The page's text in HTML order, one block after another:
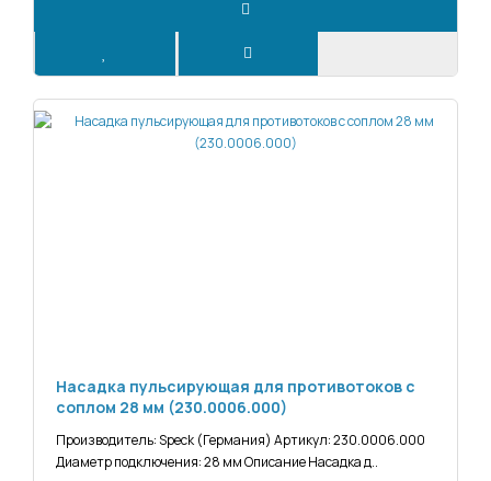
Насадка пульсирующая для противотоков с
соплом 28 мм (230.0006.000)
Производитель: Speck (Германия) Артикул: 230.0006.000
Диаметр подключения: 28 мм Описание Насадка д..